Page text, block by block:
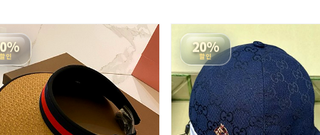
할인
20%
할인